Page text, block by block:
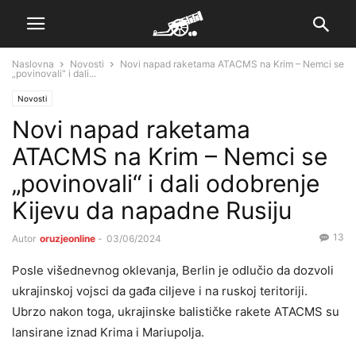
Naslovna Novosti
Novi napad raketama ATACMS na Krim – Nemci se
„povinovali“ i dali...
Novosti
Novi napad raketama
ATACMS na Krim – Nemci se
„povinovali“ i dali odobrenje
Kijevu da napadne Rusiju
Autor oruzjeonline - 03/06/2024 13
Posle višednevnog oklevanja, Berlin je odlučio da dozvoli
ukrajinskoj vojsci da gađa ciljeve i na ruskoj teritoriji.
Ubrzo nakon toga, ukrajinske balističke rakete ATACMS su
lansirane iznad Krima i Mariupolja.